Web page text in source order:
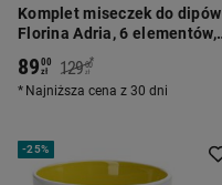
Komplet miseczek do dipów
Florina Adria, 6 elementów,
bambusowa podstawka
8900
zł 129 00
zł
*
Najniższa cena z 30 dni
-25%